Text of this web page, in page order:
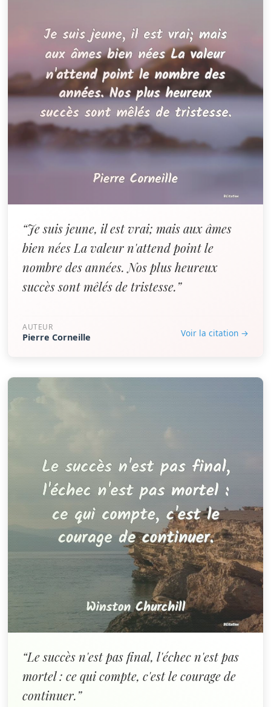
“Je suis jeune, il est vrai; mais aux âmes
bien nées La valeur n'attend point le
nombre des années. Nos plus heureux
succès sont mêlés de tristesse.”
AUTEUR
Pierre Corneille Voir la citation →
“Le succès n'est pas final, l'échec n'est pas
mortel : ce qui compte, c'est le courage de
continuer.”